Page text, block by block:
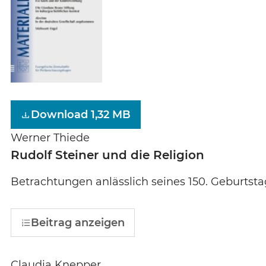
Download 1,32 MB
Werner Thiede
Rudolf Steiner und die Religion
Betrachtungen anlässlich seines 150.
Beitrag anzeigen